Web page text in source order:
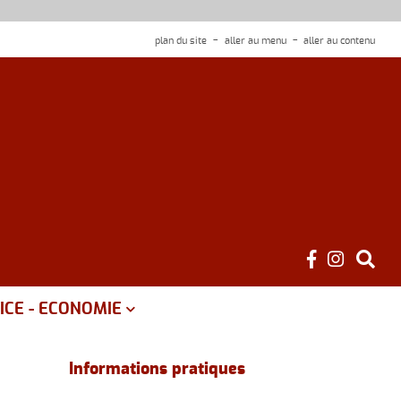
plan du site aller au menu aller au contenu
- ECONOMIE
Informations pratiques